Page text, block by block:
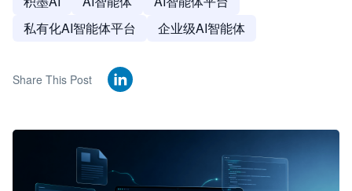
私有化AI智能体平台
企业级AI智能体
Share This Post